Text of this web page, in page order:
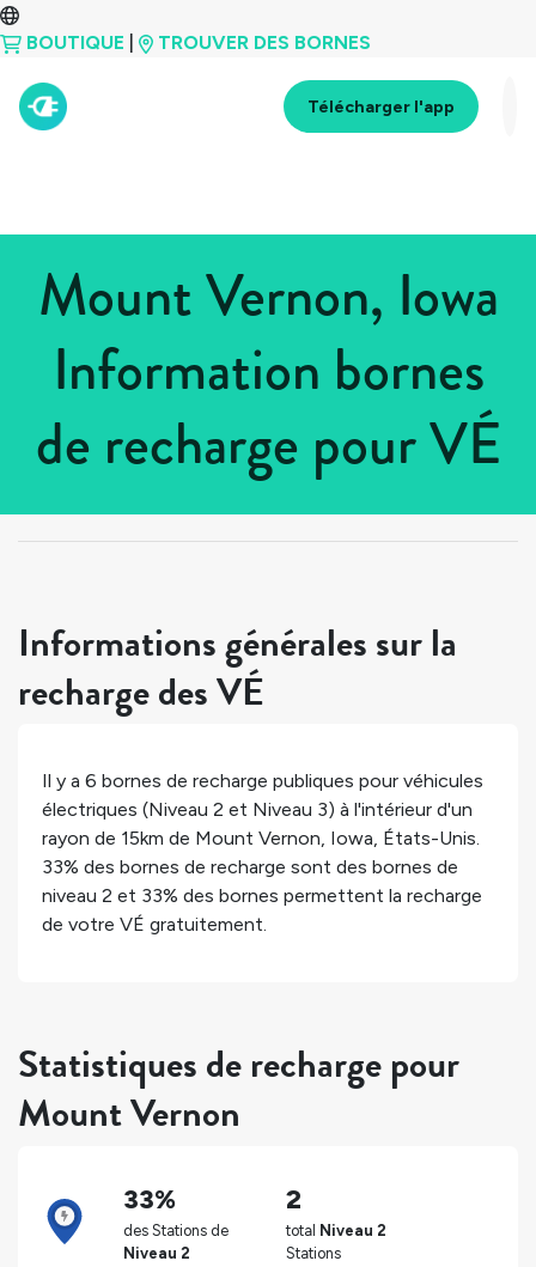
BOUTIQUE TROUVER DES BORNES
Télécharger l'app
Mount Vernon, Iowa
Information bornes
de recharge pour VÉ
États-Unis > Iowa
Informations générales sur la
recharge des VÉ
Il y a 6 bornes de recharge publiques pour véhicules
électriques (Niveau 2 et Niveau 3) à l'intérieur d'un
rayon de 15km de Mount Vernon, Iowa, États-Unis.
33% des bornes de recharge sont des bornes de
niveau 2 et 33% des bornes permettent la recharge
de votre VÉ gratuitement.
Statistiques de recharge pour
Mount Vernon
33%
des Stations de
Niveau 2
2
total Niveau 2
Stations